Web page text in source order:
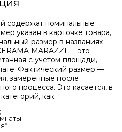
содержат номинальные
указан в карточке товара,
размер в названиях
MARAZZI — это
с учетом площади,
Фактический размер —
замеренные после
процесса. Это касается, в
как: